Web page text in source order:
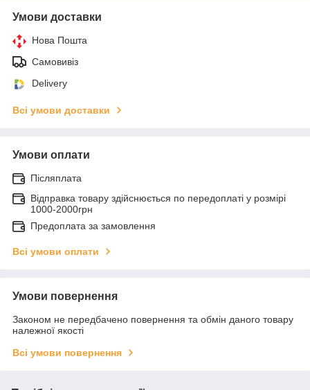
Умови доставки
Нова Пошта
Самовивіз
Delivery
Всі умови доставки
Умови оплати
Післяплата
Відправка товару здійснюється по передоплаті у розмірі
1000-2000грн
Предоплата за замовлення
Всі умови оплати
Умови повернення
Законом не передбачено повернення та обмін даного товару
належної якості
Всі умови повернення